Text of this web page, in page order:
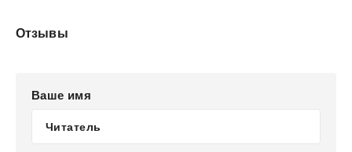
Отзывы
Ваше имя